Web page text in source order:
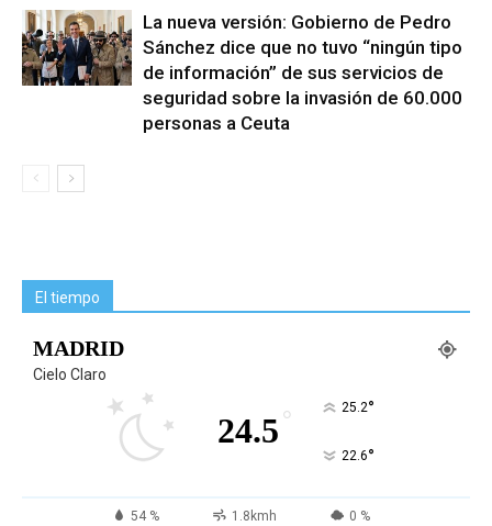
La nueva versión: Gobierno de Pedro
Sánchez dice que no tuvo “ningún tipo
de información” de sus servicios de
seguridad sobre la invasión de 60.000
personas a Ceuta
El tiempo
MADRID
Cielo Claro
24.5 ° 25.2°
22.6°
54 % 1.8kmh 0 %